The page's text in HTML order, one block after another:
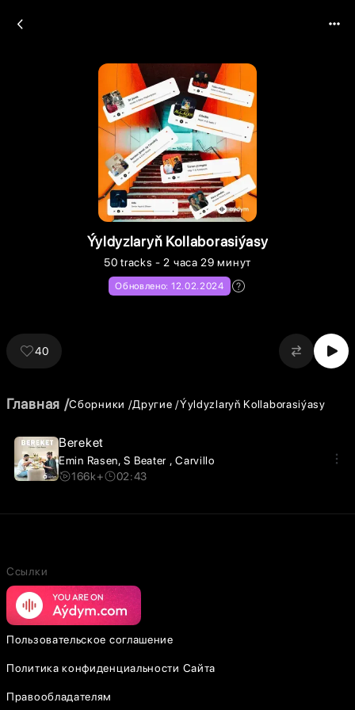
Ýyldyzlaryň Kollaborasiýasy
50 tracks- 2 часа 29 минут
Обновлено: 12.02.2024
40
Главная Сборники Другие Ýyldyzlaryň Kollaborasiýasy
Bereket
Emin Rasen S Beater
Carvillo
166k+
02:43
Ссылки
Пользовательское соглашение
Политика конфиденциальности Сайта
Правообладателям